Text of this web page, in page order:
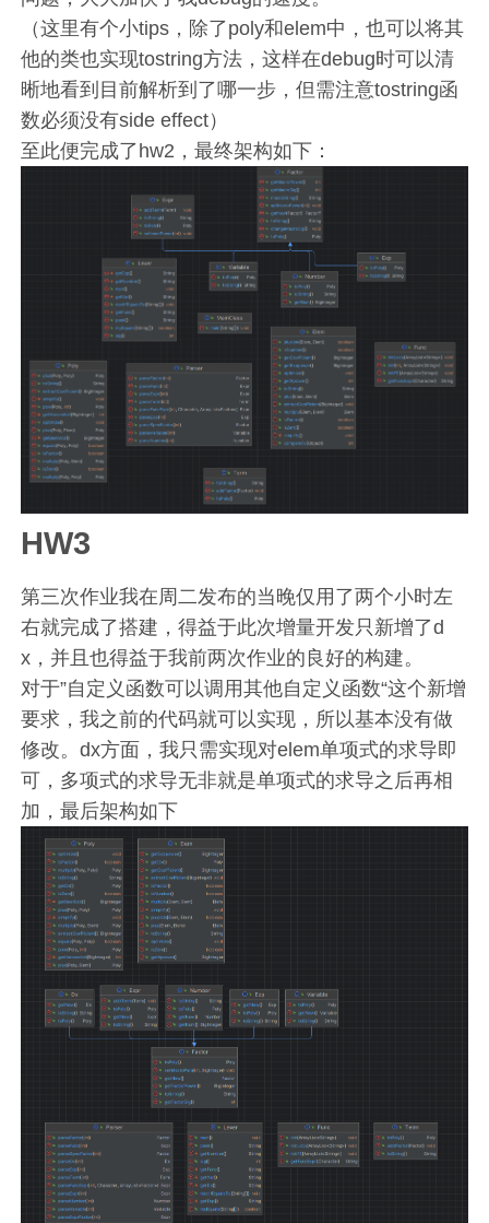
（这里有个小tips，除了poly和elem中，也可以将其
他的类也实现tostring方法，这样在debug时可以清
晰地看到目前解析到了哪一步，但需注意tostring函
数必须没有side effect）
至此便完成了hw2，最终架构如下：
HW3
第三次作业我在周二发布的当晚仅用了两个小时左
右就完成了搭建，得益于此次增量开发只新增了d
x，并且也得益于我前两次作业的良好的构建。
对于”自定义函数可以调用其他自定义函数“这个新增
要求，我之前的代码就可以实现，所以基本没有做
修改。dx方面，我只需实现对elem单项式的求导即
可，多项式的求导无非就是单项式的求导之后再相
加，最后架构如下